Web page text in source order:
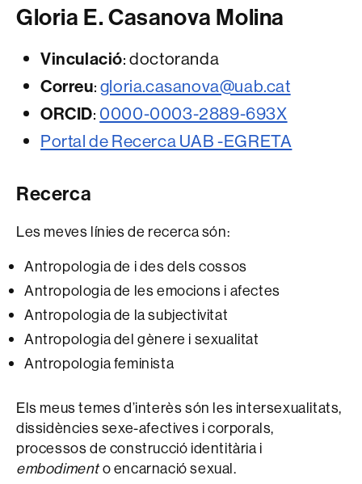
Gloria E. Casanova Molina
Vinculació: doctoranda
Correu:gloria.casanova@uab.cat
ORCID: 0000-0003-2889-693X
Portal de Recerca UAB -EGRETA
Recerca
Les meves línies de recerca són:
Antropologia de i des dels cossos
Antropologia de les emocions i afectes
Antropologia de la subjectivitat
Antropologia del gènere i sexualitat
Antropologia feminista
Els meus temes d’interès són les intersexualitats,
dissidències sexe-afectives i corporals,
processos de construcció identitària i
embodimento encarnació sexual.